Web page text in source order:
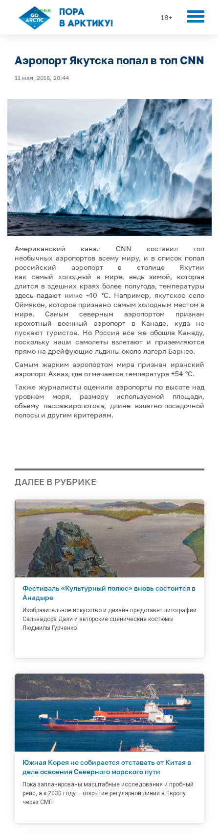
18+
Аэропорт Якутска попал в топ CNN
11 мая, 2018, 20:44
Американский канал CNN составил топ
необычных аэропортов всему миру, и в список попал
российский аэропорт в столице Якутии
как самый холодный в мире, ведь зимой, которая
длится в здешних краях более полугода, температуры
здесь падают ниже -40 °С. Например, якутское село
Оймякон, которое признано самым холодным местом в
мире. Самым северным аэропортом признан
крохотный военный аэропорт в Канаде, куда не
пускают туристов. Но Россия все же обошла Канаду,
поскольку наши самолеты взлетают и приземляются
прямо на дрейфующие льдины около лагеря Барнео.
Самым жарким аэропортом мира признан иранский
аэропорт Ахваз, где отмечается температура +54 °С.
Также журналисты оценили аэропорты по высоте над
уровнем моря, размеру используемой площади,
объему пассажиропотока, длине взлетно-посадочной
полосы и другим критериям.
ДАЛЕЕ В РУБРИКЕ
Фестиваль «Культурный полюс» вновь состоится в
Анадыре
Изобразительное искусство и дизайн представят литографии
Сальвадора Дали и авторские сценические костюмы
Людмилы Гурченко
Южная Корея не собирается отставать от Китая в
деле освоения Северного морского пути
Пока запланированы масштабные исследования и пробный
рейс, а к 2030 году – открытие регулярной линии в Европу
через СМП